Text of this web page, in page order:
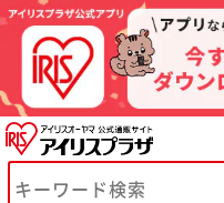
※ご確認ください